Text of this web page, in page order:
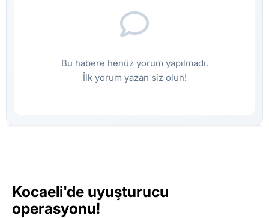
Bu habere henüz yorum yapılmadı.
İlk yorum yazan siz olun!
Kocaeli'de uyuşturucu
operasyonu!